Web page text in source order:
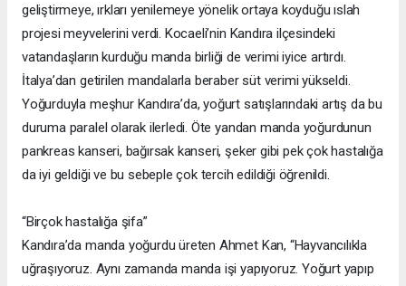
geliştirmeye, ırkları yenilemeye yönelik ortaya koyduğu ıslah
projesi meyvelerini verdi. Kocaeli’nin Kandıra ilçesindeki
vatandaşların kurduğu manda birliği de verimi iyice artırdı.
İtalya’dan getirilen mandalarla beraber süt verimi yükseldi.
Yoğurduyla meşhur Kandıra’da, yoğurt satışlarındaki artış da bu
duruma paralel olarak ilerledi. Öte yandan manda yoğurdunun
pankreas kanseri, bağırsak kanseri, şeker gibi pek çok hastalığa
da iyi geldiği ve bu sebeple çok tercih edildiği öğrenildi.
“Birçok hastalığa şifa”
Kandıra’da manda yoğurdu üreten Ahmet Kan, “Hayvancılıkla
uğraşıyoruz. Aynı zamanda manda işi yapıyoruz. Yoğurt yapıp